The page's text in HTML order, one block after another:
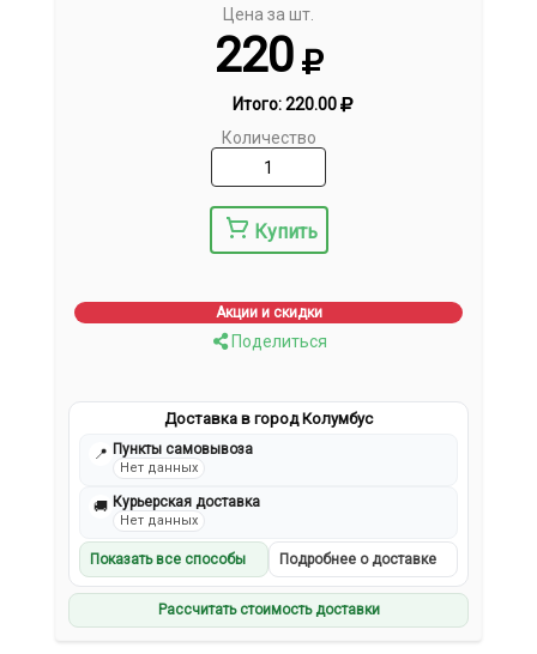
Цена за шт.
220
Итого:220.00
Количество
Купить
Акции и скидки
Поделиться
Доставка в город Колумбус
📍 Пункты самовывоза
Нет данных
🚚 Курьерская доставка
Нет данных
Показать все способы Подробнее о доставке
Рассчитать стоимость доставки